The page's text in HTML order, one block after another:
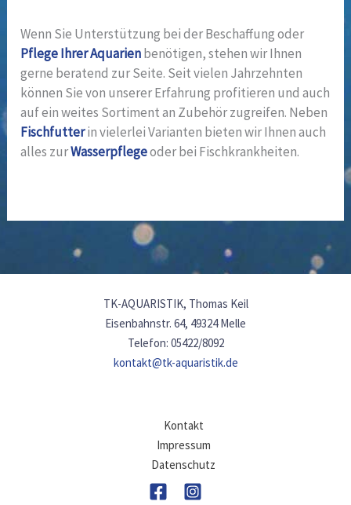
Wenn Sie Unterstützung bei der Beschaffung oder
Pflege Ihrer Aquarienbenötigen, stehen wir Ihnen
gerne beratend zur Seite. Seit vielen Jahrzehnten
können Sie von unserer Erfahrung profitieren und auch
auf ein weites Sortiment an Zubehör zugreifen. Neben
Fischfutterin vielerlei Varianten bieten wir Ihnen auch
alles zurWasserpflegeoder bei Fischkrankheiten.
TK-AQUARISTIK, Thomas Keil
Eisenbahnstr. 64, 49324 Melle
Telefon: 05422/8092
kontakt@tk-aquaristik.de
Kontakt
Impressum
Datenschutz